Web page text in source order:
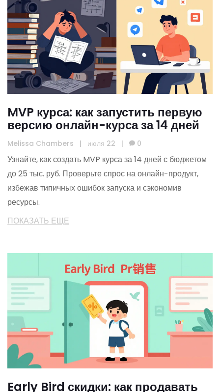
MVP курса: как запустить первую
версию онлайн-курса за 14 дней
Melissa Chambers | июля 22 | 0
Узнайте, как создать MVP курса за 14 дней с бюджетом
до 25 тыс. руб. Проверьте спрос на онлайн-продукт,
избежав типичных ошибок запуска и сэкономив
ресурсы.
ПОКАЗАТЬ ЕЩЕ
Early Bird скидки: как продавать